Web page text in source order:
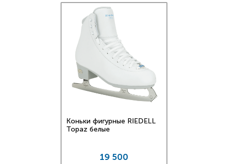
Коньки фигурные RIEDELL
Topaz белые
19 500